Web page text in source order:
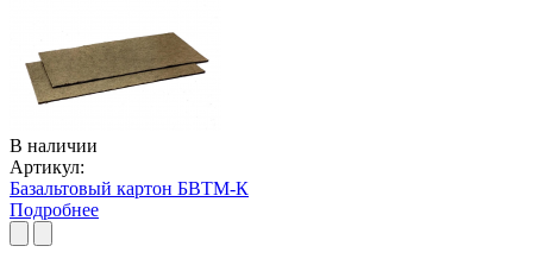
В наличии
Артикул:
Базальтовый картон БВТМ-К
Подробнее